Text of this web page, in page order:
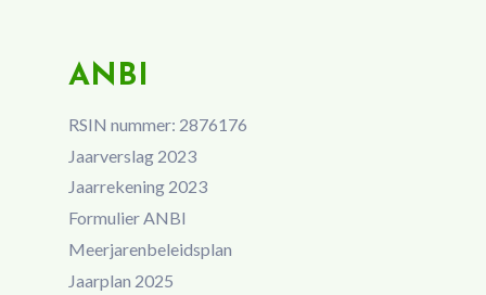
ANBI
RSIN nummer: 2876176
Jaarverslag 2023
Jaarrekening 2023
Formulier ANBI
Meerjarenbeleidsplan
Jaarplan 2025